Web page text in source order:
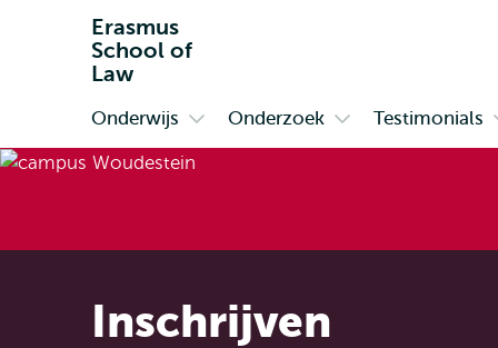
Erasmus
School of
Law
Primair
Onderwijs
submenu
Onderzoek Testimonials
Inschrijven